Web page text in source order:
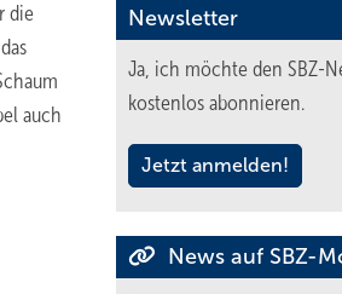
die
auch
Newsletter
Ja, ich möchte den SBZ-
kostenlos abonnieren.
Jetzt anmelden!
News auf SBZ-